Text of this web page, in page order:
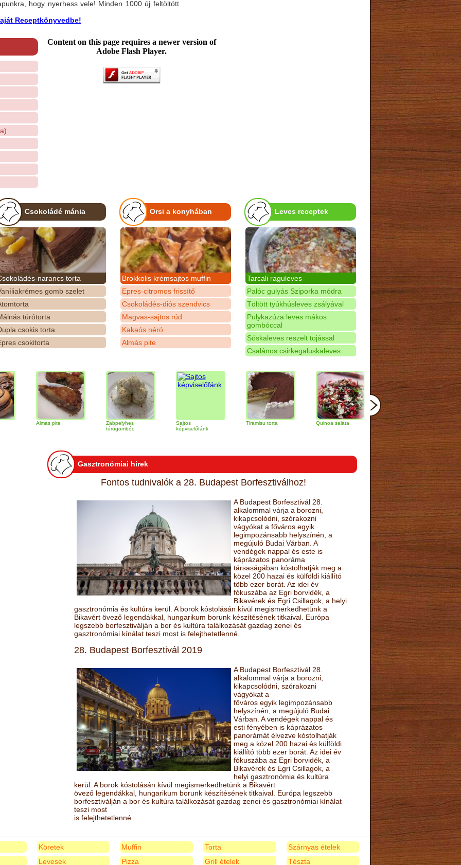
hogy nyerhess vele! Minden 1000 új feltöltött
Receptkönyvedbe!
Content on this page requires a newer version of
Adobe Flash Player.
Csokoládé mánia
narancs torta
gomb szelet
túrótorta
csokis torta
csokitorta
Orsi a konyhában
Brokkolis krémsajtos muffin
Epres-citromos frissítő
Csokoládés-diós szendvics
Magvas-sajtos rúd
Kakaós néró
Almás pite
Leves receptek
Tarcali raguleves
Palóc gulyás Sziporka módra
Töltött tyúkhúsleves zsályával
Pulykazúza leves mákos
gombóccal
Sóskaleves reszelt tojással
Csalános csirkegaluskaleves
Zabpelyhes
túrógombóc
képviselőfánk
Tiramisu torta Quinoa saláta Mandulás kifli
Csokoládés-
narancs
Gasztronómiai hírek
Fontos tudnivalók a 28. Budapest Borfesztiválhoz!
A Budapest Borfesztivál 28.
alkalommal várja a borozni,
kikapcsolódni, szórakozni
vágyókat a főváros egyik
legimpozánsabb helyszínén, a
megújuló Budai Várban. A
vendégek nappal és este is
káprázatos panoráma
társaságában kóstolhatják meg a
közel 200 hazai és külföldi kiállító
több ezer borát. Az idei év
fókuszába az Egri borvidék, a
Bikavérek és Egri Csillagok, a helyi
gasztronómia és kultúra kerül. A borok kóstolásán kívül megismerkedhetünk a
Bikavért övező legendákkal, hungarikum borunk készítésének titkaival. Európa
legszebb borfesztiválján a bor és kultúra találkozását gazdag zenei és
gasztronómiai kínálat teszi most is felejthetetlenné.
28. Budapest Borfesztivál 2019
A Budapest Borfesztivál 28.
alkalommal várja a borozni,
kikapcsolódni, szórakozni
vágyókat a
főváros egyik legimpozánsabb
helyszínén, a megújuló Budai
Várban. A vendégek nappal és
esti fényében is káprázatos
panorámát élvezve kóstolhatják
meg a közel 200 hazai és külföldi
kiállító több ezer borát. Az idei év
fókuszába az Egri borvidék, a
Bikavérek és Egri Csillagok, a
helyi gasztronómia és kultúra
kerül. A borok kóstolásán kívül megismerkedhetünk a Bikavért
övező legendákkal, hungarikum borunk készítésének titkaival. Európa legszebb
borfesztiválján a bor és kultúra találkozását gazdag zenei és gasztronómiai kínálat
teszi most
is felejthetetlenné.
Köretek
Levesek
Muffin
Pizza
Torta
Grill ételek
Szárnyas ételek
Tészta